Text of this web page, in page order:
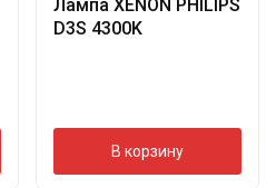
Лампа XENON PHILIPS
D3S 4300K
В корзину